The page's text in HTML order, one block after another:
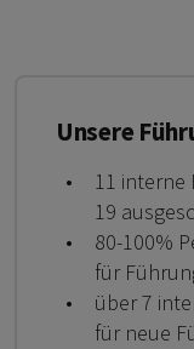
Unsere
11 interne
19
80-100%
für
über 7
für neue